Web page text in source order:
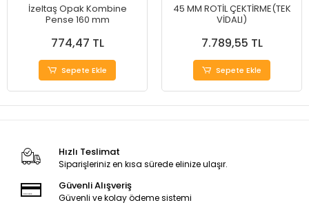
İzeltaş Opak Kombine
Pense 160 mm
774,47 TL
Sepete Ekle
45 MM ROTİL ÇEKTİRME(TEK
VİDALI)
7.789,55 TL
Sepete Ekle
Hızlı Teslimat
Siparişleriniz en kısa sürede elinize ulaşır.
Güvenli Alışveriş
Güvenli ve kolay ödeme sistemi